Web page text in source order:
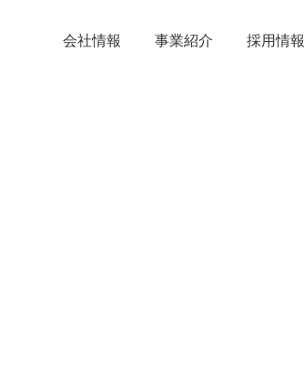
会社情報 事業紹介 採用情報